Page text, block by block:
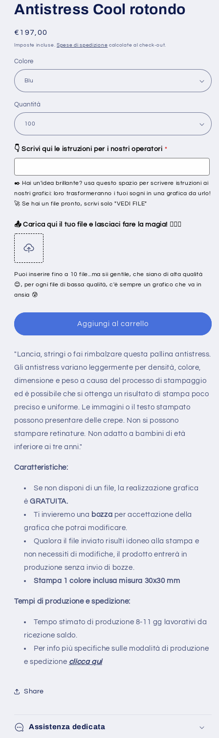
Antistress Cool rotondo
Prezzo
di
€197,00
Imposte incluse. Spese di spedizione calcolate al check-out.
Colore
Quantità
👇 Scrivi qui le istruzioni per i nostri operatori
✒️ Hai un'idea brillante? usa questo spazio per scrivere istruzioni ai
nostri grafici: loro trasformeranno i tuoi sogni in una grafica da urlo!
🚀 Se hai un file pronto, scrivi solo "VEDI FILE"
📤 Carica qui il tuo file e lasciaci fare la magia! 🧙‍♂️✨
Puoi inserire fino a 10 file...ma sii gentile, che siano di alta qualità
😊, per ogni file di bassa qualità, c'è sempre un grafico che va in
ansia 😰
Aggiungi al carrello
"Lancia, stringi o fai rimbalzare questa pallina antistress.
Gli antistress variano leggermente per densità, colore,
dimensione e peso a causa del processo di stampaggio
ed è possibile che si ottenga un risultato di stampa poco
preciso e uniforme. Le immagini o il testo stampato
possono presentare delle crepe. Non si possono
stampare retinature. Non adatto a bambini di età
inferiore ai tre anni."
Caratteristiche:
Se non disponi di un file, la realizzazione grafica
è GRATUITA.
Ti invieremo una bozza per accettazione della
grafica che potrai modificare.
Qualora il file inviato risulti idoneo alla stampa e
non necessiti di modifiche, il prodotto entrerà in
produzione senza invio di bozze.
Stampa 1 colore inclusa misura 30x30 mm
Tempi di produzione e spedizione:
Tempo stimato di produzione 8-11 gg lavorativi da
ricezione saldo.
Per info più specifiche sulle modalità di produzione
e spedizione clicca qui
Share
Assistenza dedicata